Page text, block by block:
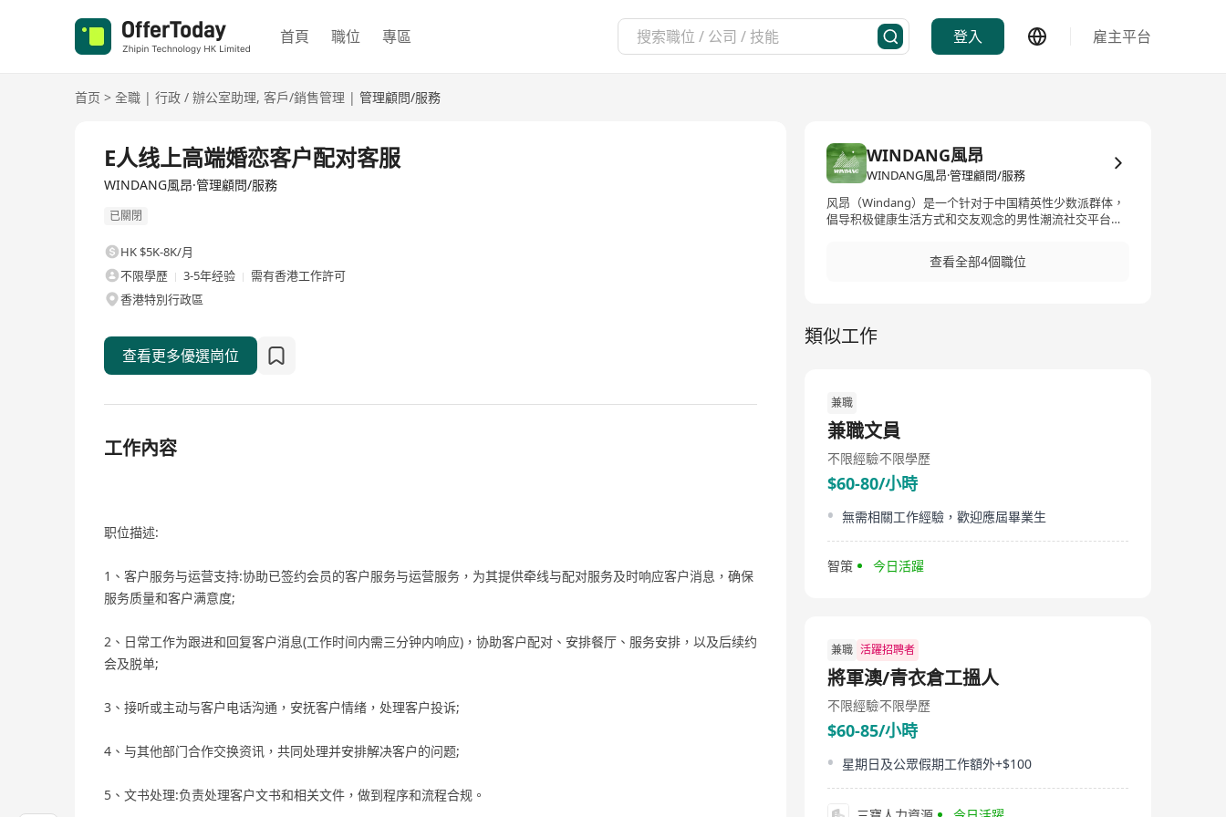
首頁 職位 專區 登入 雇主平台
首页 > 全職 | 行政 / 辦公室助理, 客戶/銷售管理 | 管理顧問/服務
E人线上高端婚恋客户配对客服
WINDANG風昂·管理顧問/服務
已關閉
HK $5K-8K/月
不限學歷
3-5年经验
需有香港工作許可
香港特別行政區
查看更多優選崗位
工作內容
职位描述:
1、客户服务与运营支持:协助已签约会员的客户服务与运营服务，为其提供牵线与配对服务及时响应客户消息，确保
服务质量和客户满意度;
2、日常工作为跟进和回复客户消息(工作时间内需三分钟内响应)，协助客户配对、安排餐厅、服务安排，以及后续约
会及脱单;
3、接听或主动与客户电话沟通，安抚客户情绪，处理客户投诉;
4、与其他部门合作交换资讯，共同处理并安排解决客户的问题;
5、文书处理:负责处理客户文书和相关文件，做到程序和流程合规。
WINDANG風昂
WINDANG風昂·管理顧問/服務
风昂（Windang）是一个针对于中国精英性少数派群体，
倡导积极健康生活方式和交友观念的男性潮流社交平台和
配和兴趣社交，帮你发现和找到身边志同道合的朋友，形
成长期且稳定的伴侣关系。你也可以根据自己的职业或者
线上交友社区和潮流自媒体，并利用自身优势联同各个组
织，开展公益行动，敬请期待！ Windang, Love Together,
查看全部4個職位
類似工作
兼職
兼職文員
不限經驗不限學歷
$60-80/小時
無需相關工作經驗，歡迎應屆畢業生
智策 今日活躍
兼職 活躍招聘者
將軍澳/青衣倉工搵人
不限經驗不限學歷
$60-85/小時
星期日及公眾假期工作額外+$100